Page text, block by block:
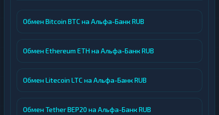
Обмен Bitcoin BTC на Альфа-Банк RUB
Обмен Ethereum ETH на Альфа-Банк RUB
Обмен Litecoin LTC на Альфа-Банк RUB
Обмен Tether BEP20 на Альфа-Банк RUB